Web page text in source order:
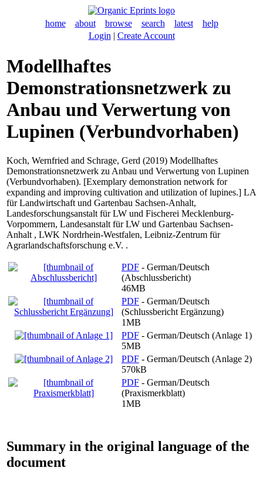
home about browse search latest
help
Login | Create Account
Modellhaftes
Demonstrationsnetzwerk zu
Anbau und Verwertung von
Lupinen (Verbundvorhaben)
Koch, Wernfried and Schrage, Gerd (2019) Modellhaftes
Demonstrationsnetzwerk zu Anbau und Verwertung von Lupinen
(Verbundvorhaben). [Exemplary demonstration network for
expanding and improving cultivation and utilization of lupines.] LA
für Landwirtschaft und Gartenbau Sachsen-Anhalt,
Landesforschungsanstalt für LW und Fischerei Mecklenburg-
Vorpommern, Landesanstalt für LW und Gartenbau Sachsen-
Anhalt , LWK Nordrhein-Westfalen, Leibniz-Zentrum für
Agrarlandschaftsforschung e.V. .
PDF - German/Deutsch
(Abschlussbericht)
46MB
PDF - German/Deutsch
(Schlussbericht Ergänzung)
1MB
PDF - German/Deutsch (Anlage 1)
5MB
PDF - German/Deutsch (Anlage 2)
570kB
PDF - German/Deutsch
(Praxismerkblatt)
1MB
Summary in the original language of the
document